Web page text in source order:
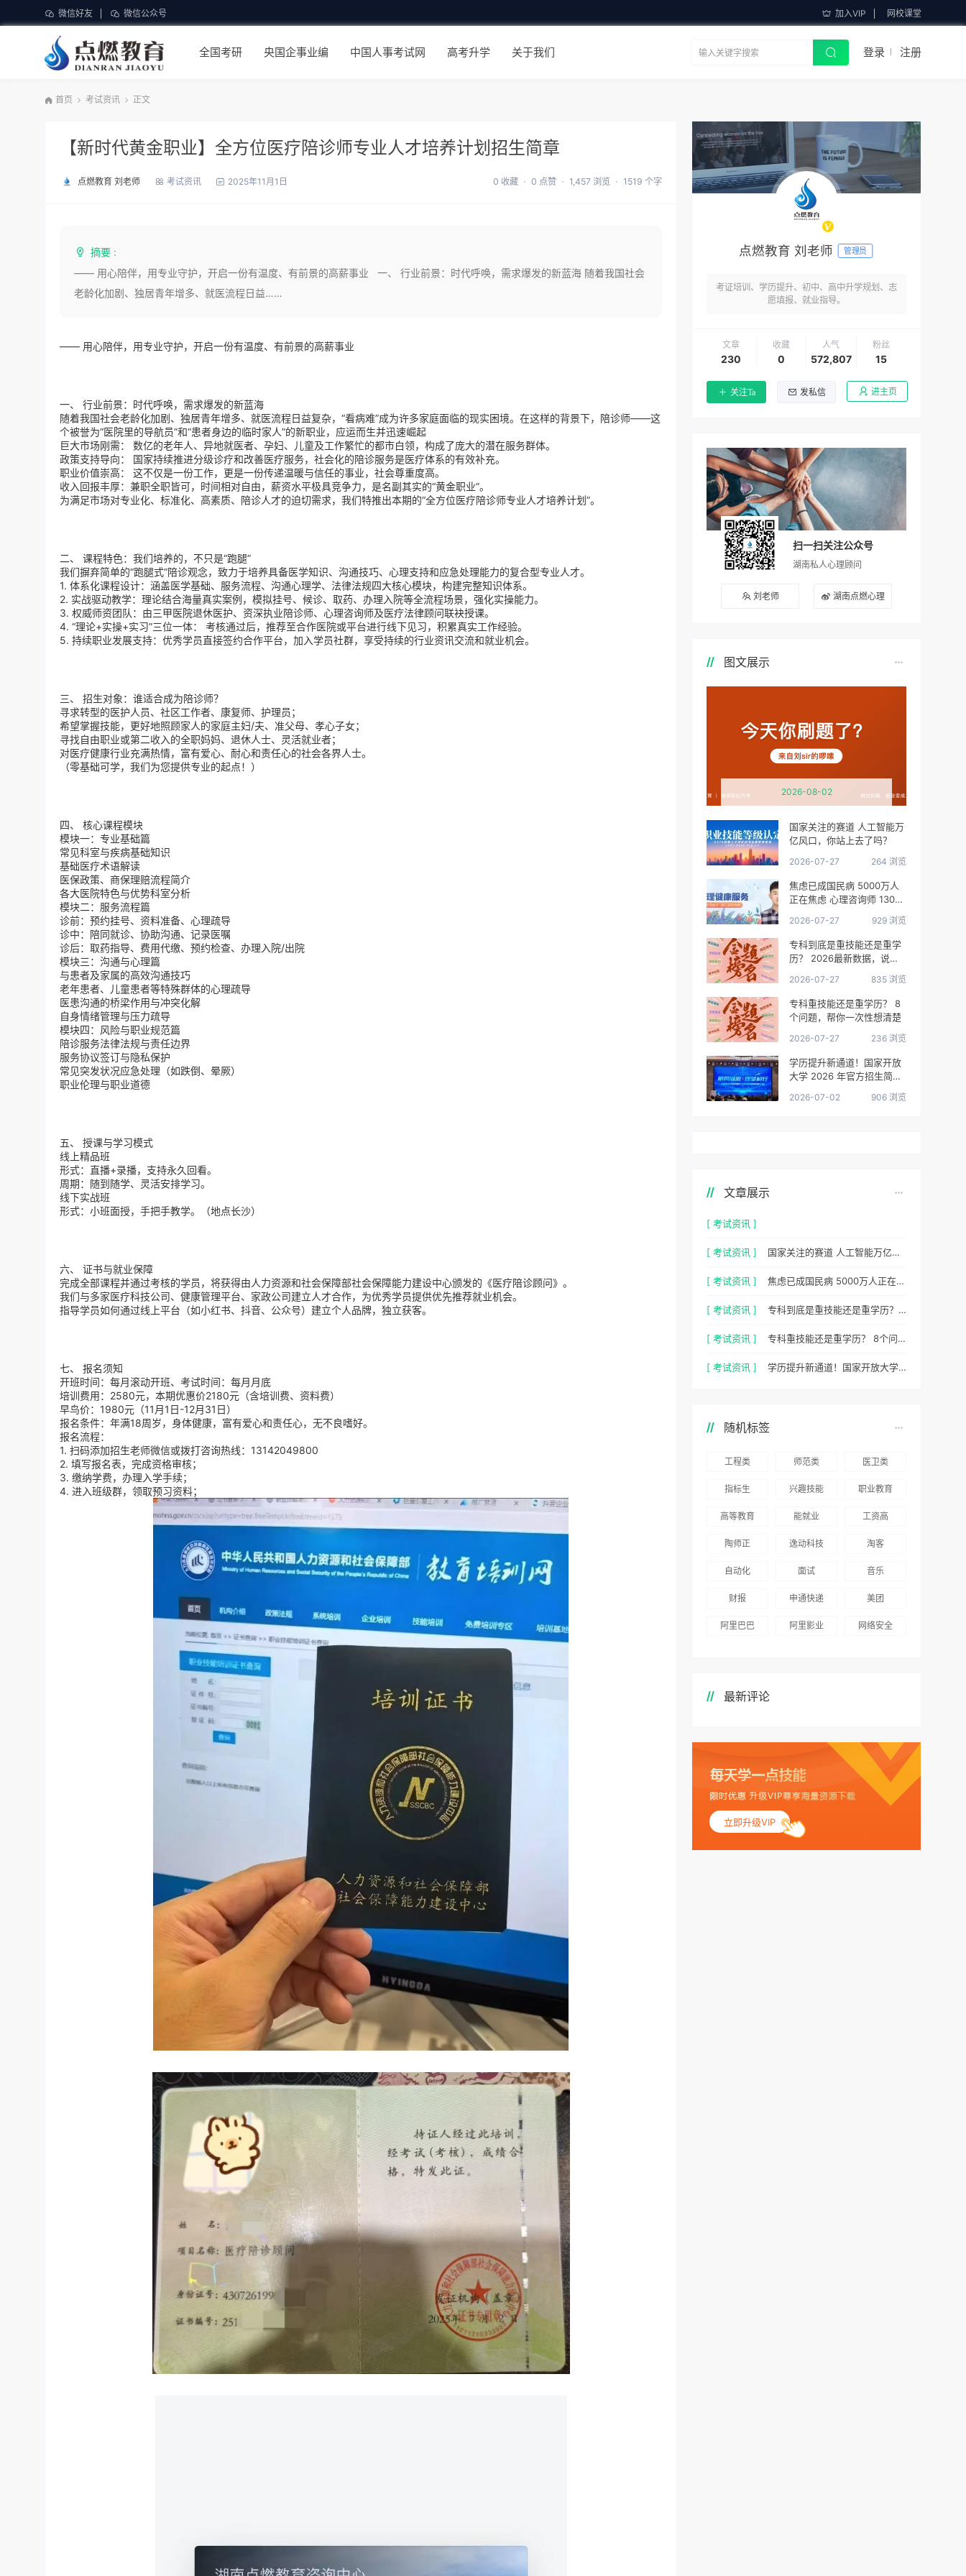
微信好友 微信公众号 加入VIP 网校课堂
全国考研 央国企事业编 中国人事考试网 高考升学 关于我们 登录 注册
首页 考试资讯 正文
【新时代黄金职业】全方位医疗陪诊师专业人才培养计划招生简章
点燃教育 刘老师 考试资讯 2025年11月1日 0 收藏 0 点赞 1,457 浏览 1519 个字
摘要 :
—— 用心陪伴，用专业守护，开启一份有温度、有前景的高薪事业 一、 行业前景：时代呼唤，需求爆发的新蓝海 随着我国社会
老龄化加剧、独居青年增多、就医流程日益……
—— 用心陪伴，用专业守护，开启一份有温度、有前景的高薪事业
一、 行业前景：时代呼唤，需求爆发的新蓝海
随着我国社会老龄化加剧、独居青年增多、就医流程日益复杂，“看病难”成为许多家庭面临的现实困境。在这样的背景下，陪诊师——这
个被誉为“医院里的导航员”和“患者身边的临时家人”的新职业，应运而生并迅速崛起
巨大市场刚需： 数亿的老年人、异地就医者、孕妇、儿童及工作繁忙的都市白领，构成了庞大的潜在服务群体。
政策支持导向： 国家持续推进分级诊疗和改善医疗服务，社会化的陪诊服务是医疗体系的有效补充。
职业价值崇高： 这不仅是一份工作，更是一份传递温暖与信任的事业，社会尊重度高。
收入回报丰厚：兼职全职皆可，时间相对自由，薪资水平极具竞争力，是名副其实的“黄金职业”。
为满足市场对专业化、标准化、高素质、陪诊人才的迫切需求，我们特推出本期的“全方位医疗陪诊师专业人才培养计划”。
二、 课程特色：我们培养的，不只是“跑腿”
我们摒弃简单的“跑腿式”陪诊观念，致力于培养具备医学知识、沟通技巧、心理支持和应急处理能力的复合型专业人才。
1. 体系化课程设计：涵盖医学基础、服务流程、沟通心理学、法律法规四大核心模块，构建完整知识体系。
2. 实战驱动教学：理论结合海量真实案例，模拟挂号、候诊、取药、办理入院等全流程场景，强化实操能力。
3. 权威师资团队：由三甲医院退休医护、资深执业陪诊师、心理咨询师及医疗法律顾问联袂授课。
4. “理论+实操+实习”三位一体： 考核通过后，推荐至合作医院或平台进行线下见习，积累真实工作经验。
5. 持续职业发展支持：优秀学员直接签约合作平台，加入学员社群，享受持续的行业资讯交流和就业机会。
三、 招生对象：谁适合成为陪诊师？
寻求转型的医护人员、社区工作者、康复师、护理员；
希望掌握技能，更好地照顾家人的家庭主妇/夫、准父母、孝心子女；
寻找自由职业或第二收入的全职妈妈、退休人士、灵活就业者；
对医疗健康行业充满热情，富有爱心、耐心和责任心的社会各界人士。
（零基础可学，我们为您提供专业的起点！）
四、 核心课程模块
模块一：专业基础篇
常见科室与疾病基础知识
基础医疗术语解读
医保政策、商保理赔流程简介
各大医院特色与优势科室分析
模块二：服务流程篇
诊前：预约挂号、资料准备、心理疏导
诊中：陪同就诊、协助沟通、记录医嘱
诊后：取药指导、费用代缴、预约检查、办理入院/出院
模块三：沟通与心理篇
与患者及家属的高效沟通技巧
老年患者、儿童患者等特殊群体的心理疏导
医患沟通的桥梁作用与冲突化解
自身情绪管理与压力疏导
模块四：风险与职业规范篇
陪诊服务法律法规与责任边界
服务协议签订与隐私保护
常见突发状况应急处理（如跌倒、晕厥）
职业伦理与职业道德
五、 授课与学习模式
线上精品班
形式：直播+录播，支持永久回看。
周期：随到随学、灵活安排学习。
线下实战班
形式：小班面授，手把手教学。（地点长沙）
六、 证书与就业保障
完成全部课程并通过考核的学员，将获得由人力资源和社会保障部社会保障能力建设中心颁发的《医疗陪诊顾问》。
我们与多家医疗科技公司、健康管理平台、家政公司建立人才合作，为优秀学员提供优先推荐就业机会。
指导学员如何通过线上平台（如小红书、抖音、公众号）建立个人品牌，独立获客。
七、 报名须知
开班时间：每月滚动开班、考试时间：每月月底
培训费用：2580元，本期优惠价2180元（含培训费、资料费）
早鸟价：1980元（11月1日-12月31日）
报名条件：年满18周岁，身体健康，富有爱心和责任心，无不良嗜好。
报名流程：
1. 扫码添加招生老师微信或拨打咨询热线：13142049800
2. 填写报名表，完成资格审核；
3. 缴纳学费，办理入学手续；
4. 进入班级群，领取预习资料；
点燃教育 刘老师 管理员
考证培训、学历提升、初中、高中升学规划、志
愿填报、就业指导。
文章
230
收藏
0
人气
572,807
粉丝
15
关注Ta 发私信 进主页
扫一扫关注公众号
湖南私人心理顾问
刘老师 湖南点燃心理
图文展示
2026-08-02
国家关注的赛道 人工智能万
亿风口，你站上去了吗？
2026-07-27 264 浏览
焦虑已成国民病 5000万人
正在焦虑 心理咨询师 130万
2026-07-27 929 浏览
专科到底是重技能还是重学
历？ 2026最新数据，说得
2026-07-27 835 浏览
专科重技能还是重学历？ 8
个问题，帮你一次性想清楚
2026-07-27 236 浏览
学历提升新通道！国家开放
大学 2026 年官方招生简章
2026-07-02 906 浏览
文章展示
[ 考试资讯 ]
[ 考试资讯 ] 国家关注的赛道 人工智能万亿风口，你站上去了吗？
[ 考试资讯 ] 焦虑已成国民病 5000万人正在焦虑 心理咨询师 130万缺口等你填
[ 考试资讯 ] 专科到底是重技能还是重学历？ 2026最新数据，说得很清楚了
[ 考试资讯 ] 专科重技能还是重学历？ 8个问题，帮你一次性想清楚
[ 考试资讯 ] 学历提升新通道！国家开放大学 2026 年官方招生简章正式出炉
随机标签
工程类 师范类 医卫类
指标生 兴趣技能 职业教育
高等教育 能就业 工资高
陶师正 逸动科技 淘客
自动化 面试 音乐
财报 申通快递 美团
阿里巴巴 阿里影业 网络安全
最新评论
立即升级VIP